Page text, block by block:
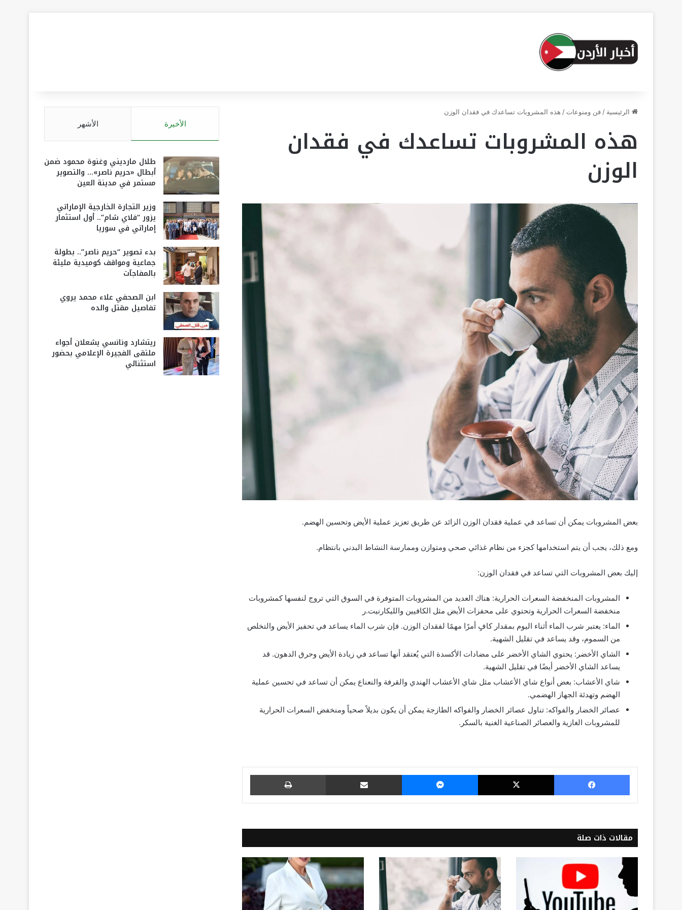
الرئيسية / فن ومنوعات / هذه المشروبات تساعدك في فقدان الوزن
هذه المشروبات تساعدك في فقدان
الوزن
بعض المشروبات يمكن أن تساعد في عملية فقدان الوزن الزائد عن طريق تعزيز عملية الأيض وتحسين الهضم.
ومع ذلك، يجب أن يتم استخدامها كجزء من نظام غذائي صحي ومتوازن وممارسة النشاط البدني بانتظام.
إليك بعض المشروبات التي تساعد في فقدان الوزن:
المشروبات المنخفضة السعرات الحرارية: هناك العديد من المشروبات المتوفرة في السوق التي تروج لنفسها كمشروبات
منخفضة السعرات الحرارية وتحتوي على محفزات الأيض مثل الكافيين والليكارنيت.ر
الماء: يعتبر شرب الماء أثناء اليوم بمقدار كافٍ أمرًا مهمًا لفقدان الوزن. فإن شرب الماء يساعد في تحفيز الأيض والتخلص
من السموم، وقد يساعد في تقليل الشهية.
الشاي الأخضر: يحتوي الشاي الأخضر على مضادات الأكسدة التي يُعتقد أنها تساعد في زيادة الأيض وحرق الدهون. قد
يساعد الشاي الأخضر أيضًا في تقليل الشهية.
شاي الأعشاب: بعض أنواع شاي الأعشاب مثل شاي الأعشاب الهندي والقرفة والنعناع يمكن أن تساعد في تحسين عملية
الهضم وتهدئة الجهاز الهضمي.
عصائر الخضار والفواكه: تناول عصائر الخضار والفواكه الطازجة يمكن أن يكون بديلاً صحياً ومنخفض السعرات الحرارية
للمشروبات الغازية والعصائر الصناعية الغنية بالسكر.
فيسبوك ‫X ماسنجر مشاركة عبر البريد طباعة
مقالات ذات صلة
الأخيرة الأشهر
طلال مارديني وغنوة محمود ضمن
أبطال «حريم ناصر»… والتصوير
مستمر في مدينة العين
وزير التجارة الخارجية الإماراتي
يزور “فلاي شام”.. أول استثمار
إماراتي في سوريا
بدء تصوير “حريم ناصر”.. بطولة
جماعية ومواقف كوميدية مليئة
بالمفاجآت
ابن الصحفي علاء محمد يروي
تفاصيل مقتل والده
ريتشارد ونانسي يشعلان أجواء
ملتقى الفجيرة الإعلامي بحضور
استثنائي